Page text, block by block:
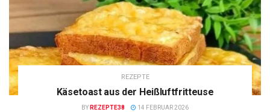
REZEPTE
Käsetoast aus der Heißluftfritteuse
BY REZEPTE38 14 FEBRUAR 2026